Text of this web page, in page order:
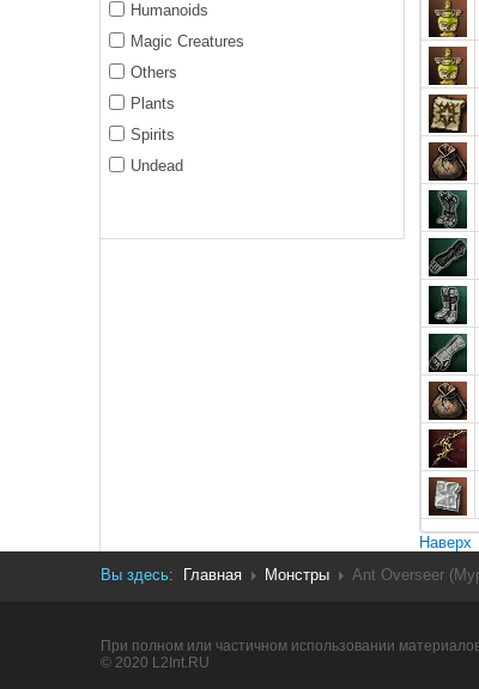
Наверх
Humanoids
Magic Creatures
Others
Plants
Spirits
Undead
Вы здесь: Главная Монстры Ant Overseer
При полном или частичном использовании
© 2020 L2Int.RU